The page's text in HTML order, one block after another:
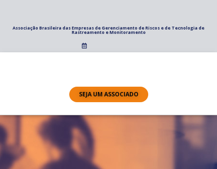
Associação Brasileira das Empresas de Gerenciamento de Riscos e de Tecnologia de
Rastreamento e Monitoramento
SEJA UM ASSOCIADO